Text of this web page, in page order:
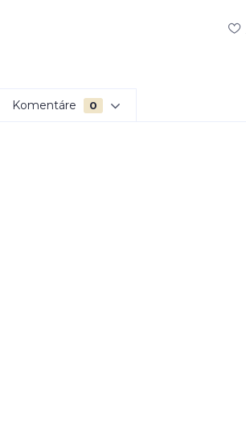
Komentáre 0